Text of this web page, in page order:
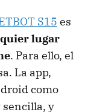
S15 es
lugar
. Para ello, el
La app,
como
y